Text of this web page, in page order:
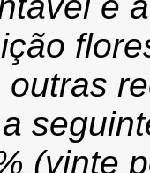
outras
(vinte